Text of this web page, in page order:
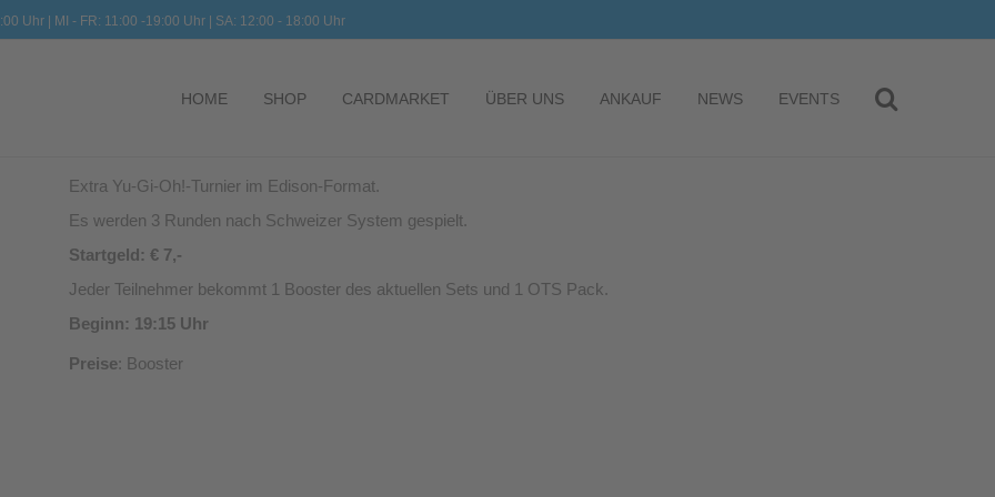
Uhr | MI - FR: 11:00 -19:00 Uhr | SA: 12:00 - 18:00 Uhr
HOME SHOP CARDMARKET ÜBER UNS ANKAUF NEWS EVENTS
Extra Yu-Gi-Oh!-Turnier im Edison-Format.
Es werden 3 Runden nach Schweizer System gespielt.
Startgeld: € 7,-
Jeder Teilnehmer bekommt 1 Booster des aktuellen Sets und 1 OTS Pack.
Beginn: 19:15 Uhr
Preise: Booster